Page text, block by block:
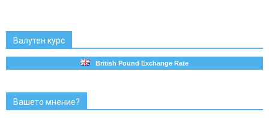
Валутен курс
British Pound Exchange Rate
Вашето мнение?